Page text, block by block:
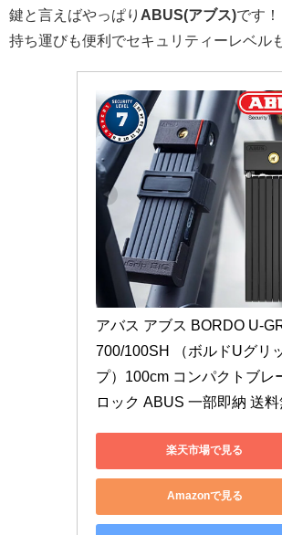
鍵と言えばやっぱり ABUS(アブス)です！
持ち運びも便利でセキュリティーレベル
アバス アブス BORDO U-
700/100SH （ボルドUグリ
プ）100cm コンパクトブレ
ロック ABUS 一部即納 送
楽天市場で見る
Amazonで見る